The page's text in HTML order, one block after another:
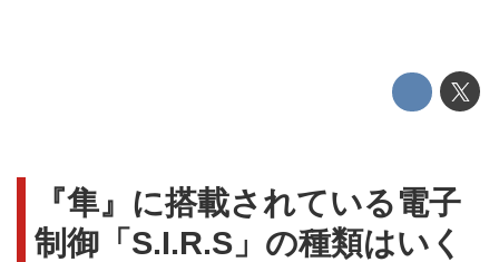
『隼』に搭載されている電子
制御「S.I.R.S」の種類はいく